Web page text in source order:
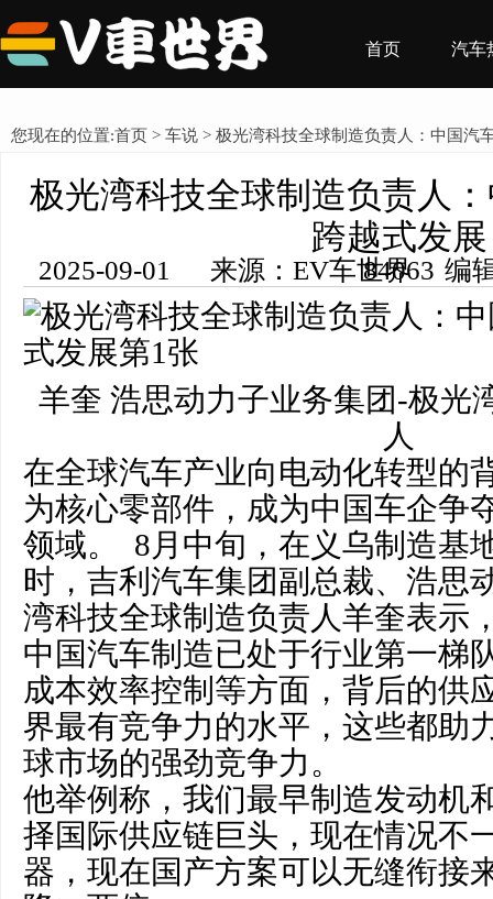
首页 汽车
您现在的位置:首页 > 车说 > 极光湾科技全球制造负责人：中国汽
极光湾科技全球制造负责人
跨越式发展
2025-09-01 来源：EV车世界 编辑：王希然 浏览量： 84063
羊奎 浩思动力子业务集团-极光
人
在全球汽车产业向电动化转型的
为核心零部件，成为中国车企争
领域。 8月中旬，在义乌制造基
时，吉利汽车集团副总裁、浩思
湾科技全球制造负责人羊奎表示
中国汽车制造已处于行业第一梯
成本效率控制等方面，背后的供
界最有竞争力的水平，这些都助
球市场的强劲竞争力。
他举例称，我们最早制造发动机
择国际供应链巨头，现在情况不
器，现在国产方案可以无缝衔接